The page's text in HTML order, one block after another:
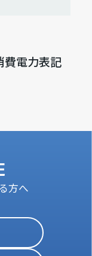
費電力表記
方へ